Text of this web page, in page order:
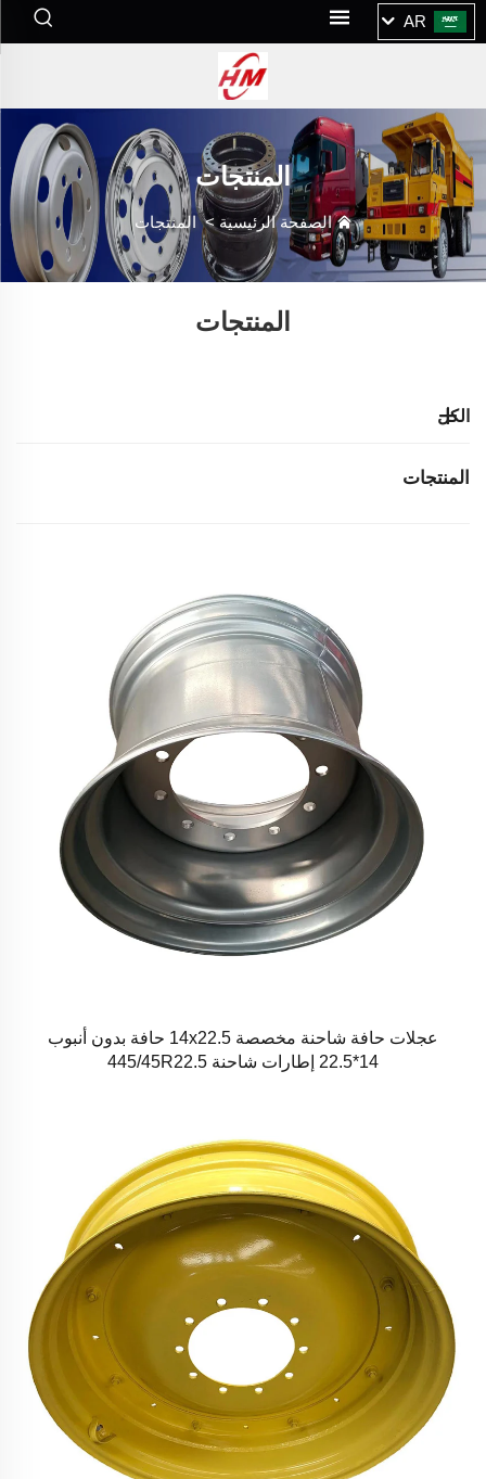
AR
المنتجات
الصفحة الرئيسية >المنتجات
المنتجات
الكل
المنتجات
عجلات حافة شاحنة مخصصة 14x22.5 حافة بدون أنبوب
14*22.5 إطارات شاحنة 445/45R22.5